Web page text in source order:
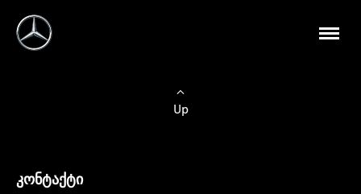
Up
კონტაქტი